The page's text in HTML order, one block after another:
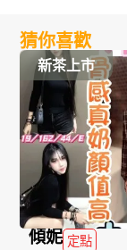
猜你喜歡
新茶上市
傾妮 定點